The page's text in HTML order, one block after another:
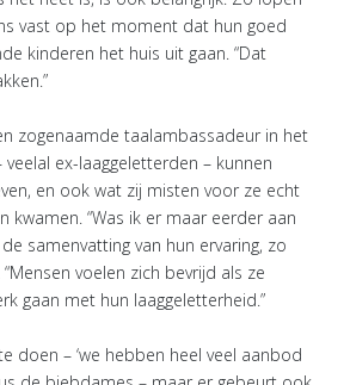
vast op het moment dat hun goed
kinderen het huis uit gaan. “Dat
zogenaamde taalambassadeur in het
ex-laaggeletterden – kunnen
en ook wat zij misten voor ze echt
kwamen. “Was ik er maar eerder aan
samenvatting van hun ervaring, zo
voelen zich bevrijd als ze
gaan met hun laaggeletterheid.”
doen – ‘we hebben heel veel aanbod